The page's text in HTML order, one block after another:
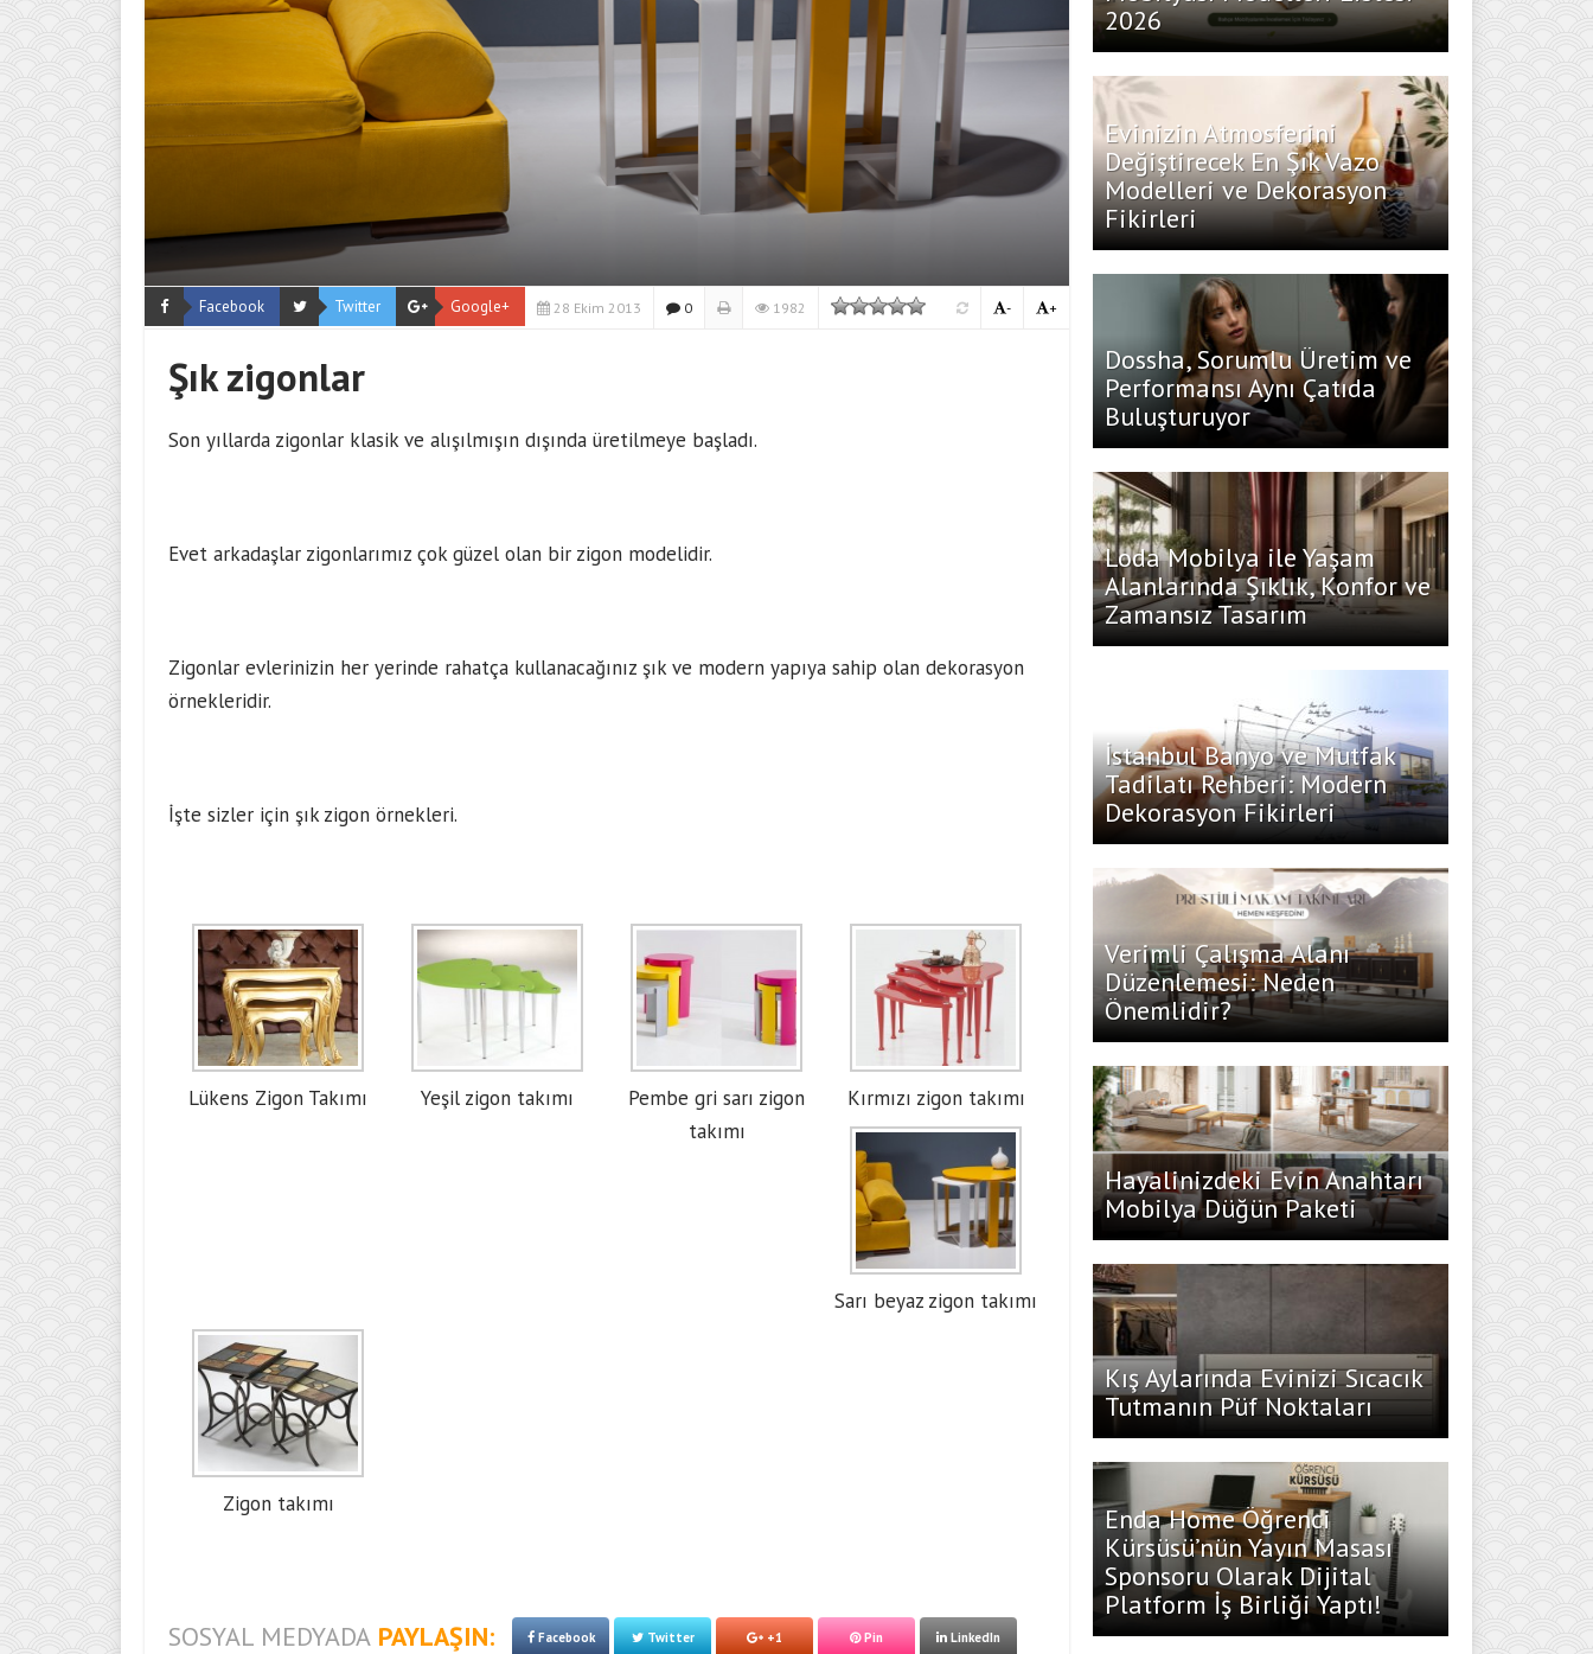
Facebook Twitter Google+ 28 Ekim 2013 0 1982 +
-
Şık zigonlar
Son yıllarda zigonlar klasik ve alışılmışın dışında üretilmeye başladı.
Evet arkadaşlar zigonlarımız çok güzel olan bir zigon modelidir.
Zigonlar evlerinizin her yerinde rahatça kullanacağınız şık ve modern yapıya sahip olan dekorasyon
örnekleridir.
İşte sizler için şık zigon örnekleri.
Lükens Zigon Takımı Yeşil zigon takımı
Pembe gri sarı zigon
takımı
Kırmızı zigon takımı
Sarı beyaz zigon takımı
Zigon takımı
SOSYAL MEDYADA PAYLAŞIN: Facebook Twitter +1 Pin LinkedIn
2026
Evinizin Atmosferini
Değiştirecek En Şık Vazo
Modelleri ve Dekorasyon
Fikirleri
Dossha, Sorumlu Üretim ve
Performansı Aynı Çatıda
Buluşturuyor
Loda Mobilya ile Yaşam
Alanlarında Şıklık, Konfor ve
Zamansız Tasarım
İstanbul Banyo ve Mutfak
Tadilatı Rehberi: Modern
Dekorasyon Fikirleri
Verimli Çalışma Alanı
Düzenlemesi: Neden
Önemlidir?
Hayalinizdeki Evin Anahtarı
Mobilya Düğün Paketi
Kış Aylarında Evinizi Sıcacık
Tutmanın Püf Noktaları
Enda Home Öğrenci
Kürsüsü’nün Yayın Masası
Sponsoru Olarak Dijital
Platform İş Birliği Yaptı!